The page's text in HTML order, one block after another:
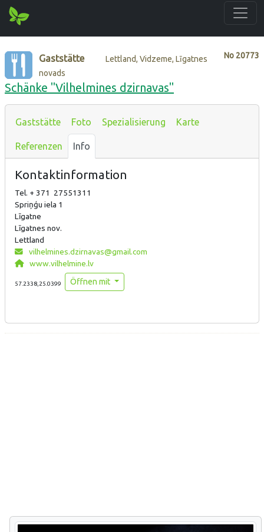
No 20773
Gaststätte
Lettland, Vidzeme, Līgatnes
novads
Schänke "Vilhelmines dzirnavas"
Gaststätte Foto Spezialisierung Karte
Referenzen Info
Kontaktinformation
Tel. + 371 27551311
Spriņģu iela 1
Līgatne
Līgatnes nov.
Lettland
vilhelmines.dzirnavas@gmail.com
www.vilhelmine.lv
57.2338,25.0399 Öffnen mit